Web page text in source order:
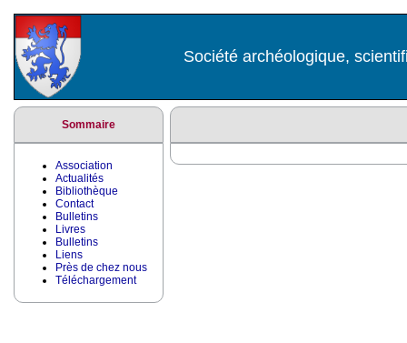
Société archéologique,
Sommaire
Association
Actualités
Bibliothèque
Contact
Bulletins
Livres
Bulletins
Liens
Près de chez nous
Téléchargement